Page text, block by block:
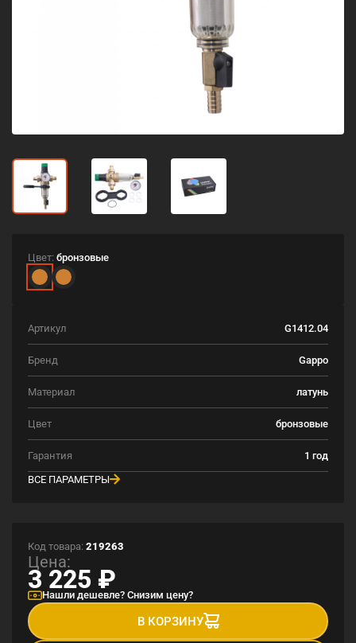
Цвет: бронзовые
Артикул G1412.04
Бренд Gappo
Материал латунь
Цвет бронзовые
Гарантия
1 год
ВСЕ ПАРАМЕТРЫ
Код товара: 219263
Цена:
3 225 ₽
Нашли дешевле? Снизим цену?
В КОРЗИНУ